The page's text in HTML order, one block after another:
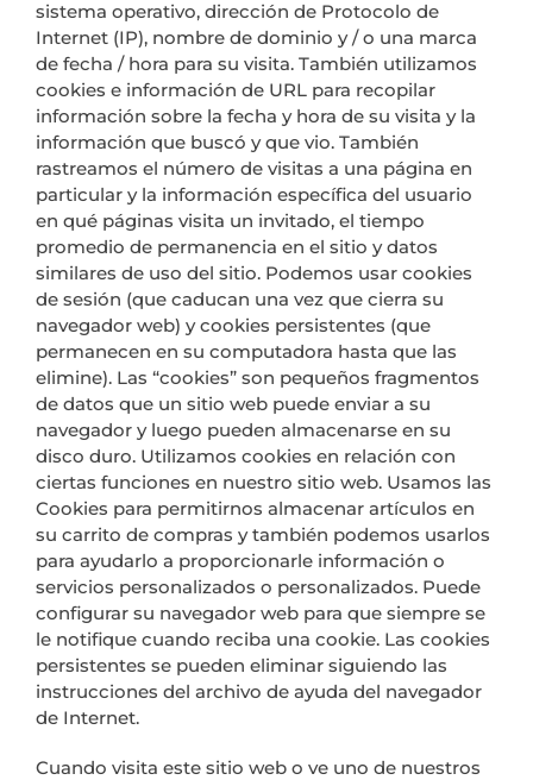
sistema operativo, dirección de Protocolo de
Internet (IP), nombre de dominio y / o una marca
de fecha / hora para su visita. También utilizamos
cookies e información de URL para recopilar
información sobre la fecha y hora de su visita y la
información que buscó y que vio. También
rastreamos el número de visitas a una página en
particular y la información específica del usuario
en qué páginas visita un invitado, el tiempo
promedio de permanencia en el sitio y datos
similares de uso del sitio. Podemos usar cookies
de sesión (que caducan una vez que cierra su
navegador web) y cookies persistentes (que
permanecen en su computadora hasta que las
elimine). Las “cookies” son pequeños fragmentos
de datos que un sitio web puede enviar a su
navegador y luego pueden almacenarse en su
disco duro. Utilizamos cookies en relación con
ciertas funciones en nuestro sitio web. Usamos las
Cookies para permitirnos almacenar artículos en
su carrito de compras y también podemos usarlos
para ayudarlo a proporcionarle información o
servicios personalizados o personalizados. Puede
configurar su navegador web para que siempre se
le notifique cuando reciba una cookie. Las cookies
persistentes se pueden eliminar siguiendo las
instrucciones del archivo de ayuda del navegador
de Internet.
Cuando visita este sitio web o ve uno de nuestros